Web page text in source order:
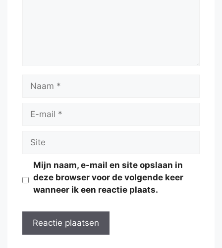
Naam
Site
Mijn naam, e-mail en site opslaan in
deze browser voor de volgende keer
wanneer ik een reactie plaats.